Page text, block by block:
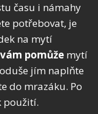
času i námahy
potřebovat, je
na mytí
pomůže mytí
jím naplňte
do mrazáku. Po
použití.